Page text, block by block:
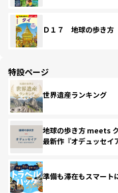
Ｄ１７ 地球の歩き
特設ページ
世界遺産ランキング
地球の歩き方 meets
最新作『オデュッセイ
準備も滞在もスマー